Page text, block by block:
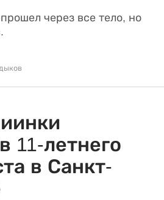
через все тело, но
11-летнего
в Санкт-